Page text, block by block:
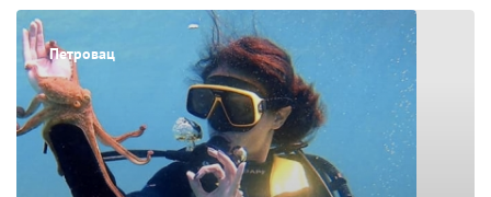
Петровац